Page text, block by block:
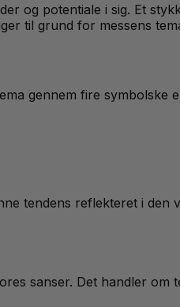
og potentiale i sig. Et
til grund for messens
gennem fire
tendens reflekteret i
sanser. Det handler